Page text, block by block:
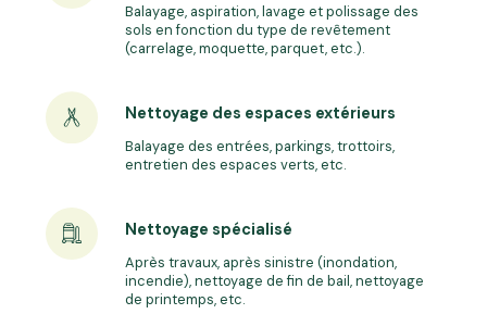
Balayage, aspiration, lavage et polissage des
sols en fonction du type de revêtement
(carrelage, moquette, parquet, etc.).
Nettoyage des espaces extérieurs
Balayage des entrées, parkings, trottoirs,
entretien des espaces verts, etc.
Nettoyage spécialisé
Après travaux, après sinistre (inondation,
incendie), nettoyage de fin de bail, nettoyage
de printemps, etc.